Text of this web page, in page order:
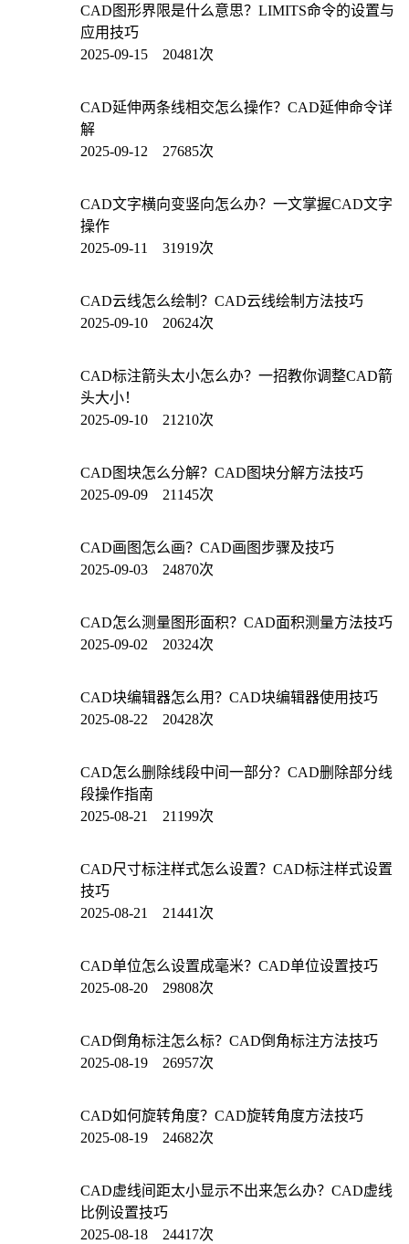
CAD图形界限是什么意思？LIMITS命令的设置与
应用技巧
2025-09-15 20481次
CAD延伸两条线相交怎么操作？CAD延伸命令详
解
2025-09-12 27685次
CAD文字横向变竖向怎么办？一文掌握CAD文字
操作
2025-09-11 31919次
CAD云线怎么绘制？CAD云线绘制方法技巧
2025-09-10 20624次
CAD标注箭头太小怎么办？一招教你调整CAD箭
头大小！
2025-09-10 21210次
CAD图块怎么分解？CAD图块分解方法技巧
2025-09-09 21145次
CAD画图怎么画？CAD画图步骤及技巧
2025-09-03 24870次
CAD怎么测量图形面积？CAD面积测量方法技巧
2025-09-02 20324次
CAD块编辑器怎么用？CAD块编辑器使用技巧
2025-08-22 20428次
CAD怎么删除线段中间一部分？CAD删除部分线
段操作指南
2025-08-21 21199次
CAD尺寸标注样式怎么设置？CAD标注样式设置
技巧
2025-08-21 21441次
CAD单位怎么设置成毫米？CAD单位设置技巧
2025-08-20 29808次
CAD倒角标注怎么标？CAD倒角标注方法技巧
2025-08-19 26957次
CAD如何旋转角度？CAD旋转角度方法技巧
2025-08-19 24682次
CAD虚线间距太小显示不出来怎么办？CAD虚线
比例设置技巧
2025-08-18 24417次